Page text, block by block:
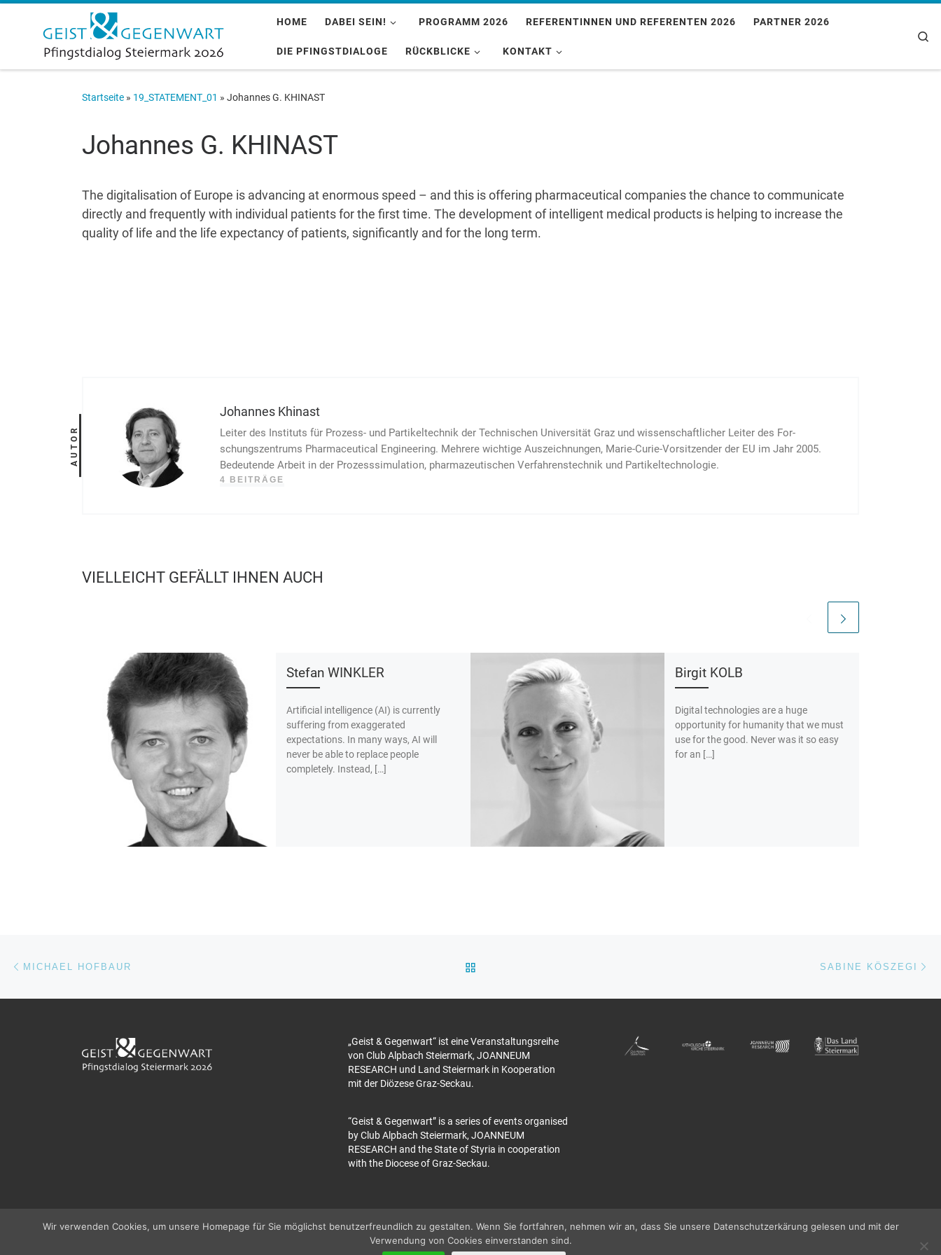
Zum Inhalt springen HOME DABEI SEIN! PROGRAMM 2026 REFERENTINNEN UND REFERENTEN 2026 PARTNER 2026
DIE PFINGSTDIALOGE RÜCKBLICKE KONTAKT
Startseite » 19_STATEMENT_01 » Johannes G. KHINAST
Johannes G. KHINAST
The digitalisation of Europe is advancing at enormous speed – and this is offering pharmaceutical companies the chance to communicate
directly and frequently with individual patients for the first time. The development of intelligent medical products is helping to increase the
quality of life and the life expectancy of patients, significantly and for the long term.
AUTOR
Johannes Khinast
Leiter des Instituts für Prozess- und Partikeltechnik der Tech­ni­schen Uni­versität Graz und wissen­schaft­licher Leiter des For­
schungs­zentrums Pharma­ceutical Engi­neering. Mehrere wich­tige Aus­zeichnungen, Marie-Curie-Vor­sitzender der EU im Jahr 2005.
Bedeutende Arbeit in der Pro­zess­simu­la­tion, phar­ma­zeutischen Ver­fahrens­tech­nik und Par­tikel­tech­no­logie.
4 BEITRÄGE
VIELLEICHT GEFÄLLT IHNEN AUCH
Stefan WINKLER
Artificial intelligence (AI) is currently
suffering from exaggerated
expectations. In many ways, AI will
never be able to replace people
completely. Instead, […]
Birgit KOLB
Digital technologies are a huge
opportunity for humanity that we must
use for the good. Never was it so easy
for an […]
Beitragsnavigation
MICHAEL HOFBAUR SABINE KÖSZEGI
„Geist & Gegenwart“ ist eine Veranstaltungsreihe
von Club Alpbach Steiermark, JOANNEUM
RESEARCH und Land Steiermark in Kooperation
mit der Diözese Graz-Seckau.
“Geist & Gegenwart” is a series of events organised
by Club Alpbach Steiermark, JOANNEUM
RESEARCH and the State of Styria in cooperation
with the Diocese of Graz-Seckau.
Alle Rechte vorbehalten
Wir verwenden Cookies, um unsere Homepage für Sie möglichst benutzerfreundlich zu gestalten. Wenn Sie fortfahren, nehmen wir an, dass Sie unsere Datenschutzerkärung gelesen und mit der
Verwendung von Cookies einverstanden sind.